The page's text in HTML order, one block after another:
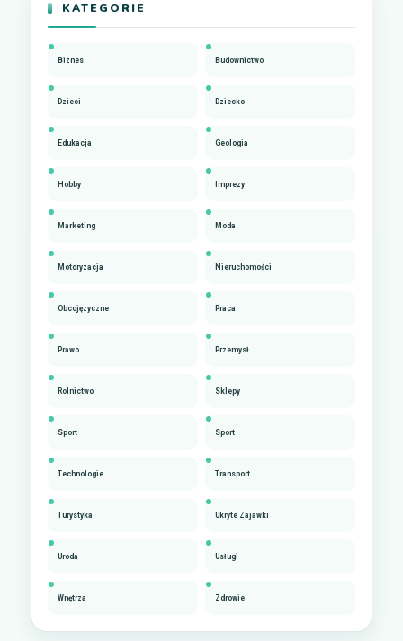
KATEGORIE
Biznes Budownictwo
Dzieci Dziecko
Edukacja Geologia
Hobby Imprezy
Marketing Moda
Motoryzacja Nieruchomości
Obcojęzyczne Praca
Prawo Przemysł
Rolnictwo Sklepy
Sport Sport
Technologie Transport
Turystyka Ukryte Zajawki
Uroda Usługi
Wnętrza Zdrowie